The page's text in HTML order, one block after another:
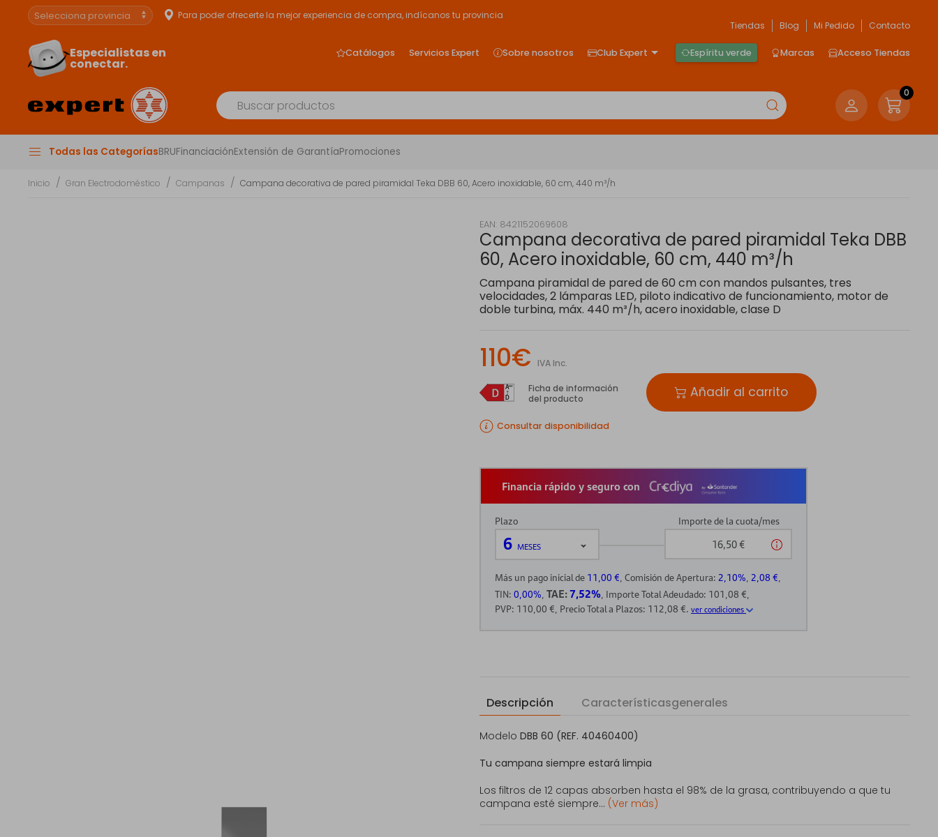
Para poder ofrecerte la mejor experiencia de compra, indícanos tu provincia
Tiendas
Blog Mi Pedido Contacto
Especialistas en
conectar.
Catálogos Servicios Expert Sobre nosotros Club Expert Espíritu verde Marcas Acceso Tiendas
0
Todas las CategoríasBRUFinanciaciónExtensión de GarantíaPromociones
Inicio Gran Electrodoméstico Campanas Campana decorativa de pared piramidal Teka DBB 60, Acero inoxidable, 60 cm, 440 m³/h
EAN: 8421152069608
Campana decorativa de pared piramidal Teka DBB
60, Acero inoxidable, 60 cm, 440 m³/h
Campana piramidal de pared de 60 cm con mandos pulsantes, tres
velocidades, 2 lámparas LED, piloto indicativo de funcionamiento, motor de
doble turbina, máx. 440 m³/h, acero inoxidable, clase D
110€ IVA Inc.
Ficha de información
del producto
Consultar disponibilidad
Añadir al carrito
Descripción Característicasgenerales
Modelo DBB 60 (REF. 40460400)
Tu campana siempre estará limpia
Los filtros de 12 capas absorben hasta el 98% de la grasa, contribuyendo a que tu
campana esté siempre... (Ver más)